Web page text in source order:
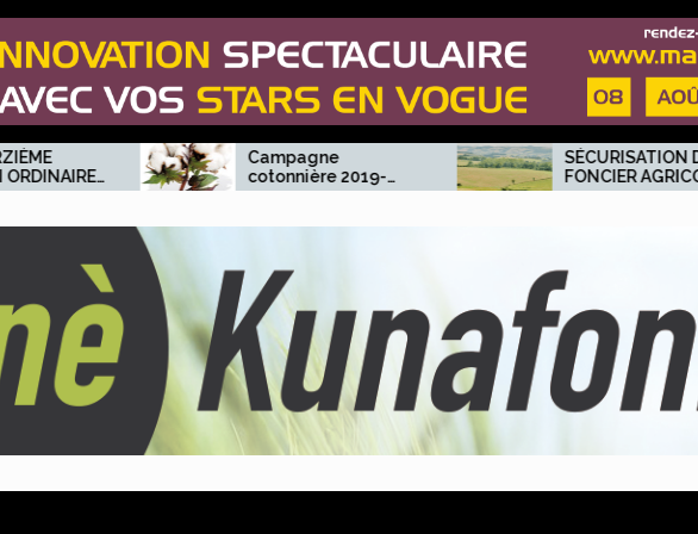
Campagne
cotonnière 2019-
2020: Objectif un
coton graine pour les
producteurs.
SÉCURISATION DU
FONCIER AGRICOLE:
La CNOP et ses